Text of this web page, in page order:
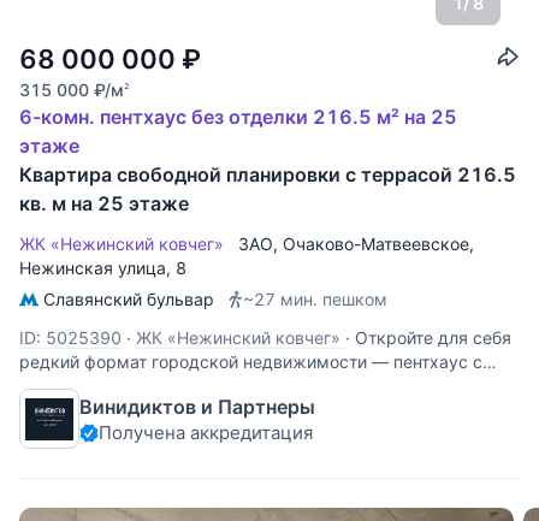
68 000 000 ₽
315 000 ₽/м2
6-комн. пентхаус без отделки 216.5 м² на 25
этаже
Квартира свободной планировки с террасой 216.5
кв. м на 25 этаже
ЖК «Нежинский ковчег» ЗАО, Очаково-Матвеевское,
Нежинская улица, 8
Славянский бульвар
~27 мин. пешком
ID: 5025390 · ЖК «Нежинский ковчег» · Откройте для себя
редкий формат городской недвижимости — пентхаус с
собственной террасой 90 м² в жилом комплексе бизнес-
класса «Нежинский ковчег». Это шикарное пространство,
которое можно превратить в полноценный городской дом с
Винидиктов и Партнеры
Получена аккредитация